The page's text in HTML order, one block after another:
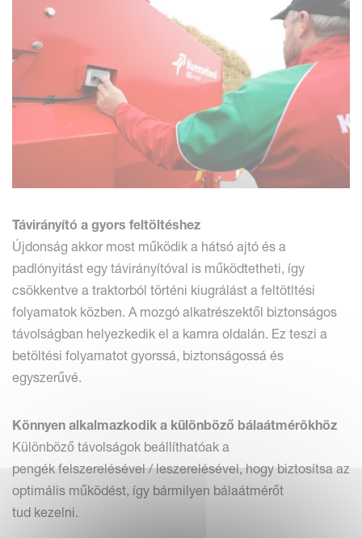
Távirányító a gyors feltöltéshez
Újdonság akkor most működik a hátsó ajtó és a
padlónyitást egy távirányítóval is működtetheti, így
csökkentve a traktorból történi kiugrálást a feltötltési
folyamatok közben. A mozgó alkatrészektől biztonságos
távolságban helyezkedik el a kamra oldalán. Ez teszi a
betöltési folyamatot gyorssá, biztonságossá és
egyszerűvé.
Könnyen alkalmazkodik a különböző bálaátmérõkhöz
Különböző távolságok beállíthatóak a
pengék felszerelésével / leszerelésével, hogy biztosítsa az
optimális működést, így bármilyen bálaátmérőt
tud kezelni.